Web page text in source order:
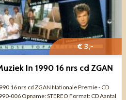
€ 3,-
In 1990 16 nrs cd ZGAN
16 nrs cd ZGAN Nationale Premie - CD
006 Opname: STEREO Format: CD Aantal